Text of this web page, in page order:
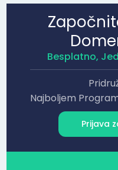
Besplatno,
Najboljem
Prijava